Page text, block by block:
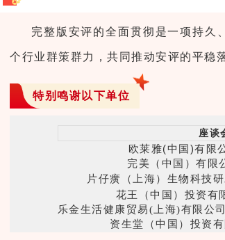
完整版安评的全面贯彻是一项持久
个行业群策群力，共同推动安评的平稳
特别鸣谢以下单位
座谈
欧莱雅(中国)有限
完美（中国）有限
片仔癀（上海）生物科技
花王（中国）投资有
乐金生活健康贸易(上海)有限公
资生堂（中国）投资有